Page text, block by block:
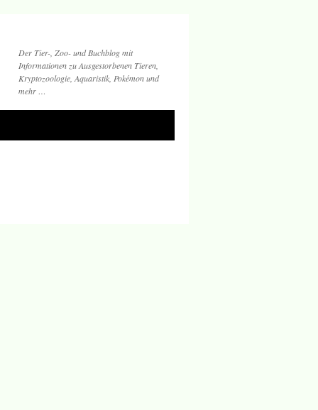
Der Tier-, Zoo- und Buchblog mit
Informationen zu Ausgestorbenen Tieren,
Kryptozoologie, Aquaristik, Pokémon und
mehr …